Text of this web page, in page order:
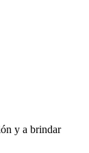
y a brindar